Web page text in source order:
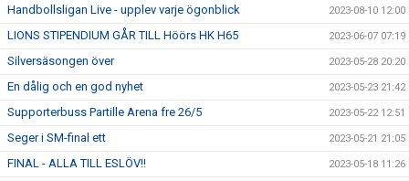
Handbollsligan Live - upplev varje ögonblick 2023-08-10 12:00
LIONS STIPENDIUM GÅR TILL Höörs HK H65 2023-06-07 07:19
Silversäsongen över 2023-05-28 20:20
En dålig och en god nyhet 2023-05-23 21:42
Supporterbuss Partille Arena fre 26/5 2023-05-22 12:51
Seger i SM-final ett 2023-05-21 21:05
FINAL - ALLA TILL ESLÖV!! 2023-05-18 11:26